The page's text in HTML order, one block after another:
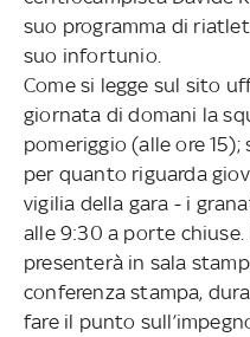
suo programma di
suo infortunio.
Come si legge sul sito
giornata di domani la
pomeriggio (alle ore
per quanto riguarda
vigilia della gara - i
alle 9:30 a porte chiuse.
presenterà in sala
conferenza stampa,
fare il punto